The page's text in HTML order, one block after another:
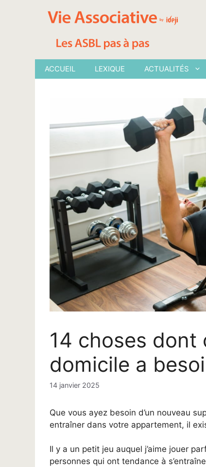
ACCUEIL LEXIQUE ACTUALITÉS
14 choses dont
domicile a
14 janvier 2025
Que vous ayez besoin d’un nouveau
entraîner dans votre appartement, il
Il y a un petit jeu auquel j’aime jouer
personnes qui ont tendance à